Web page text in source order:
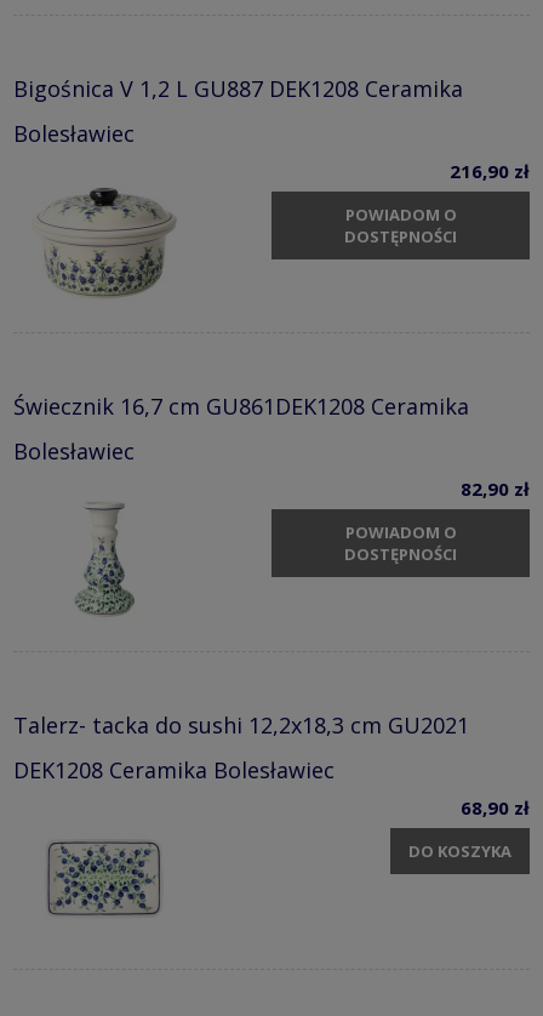
Bigośnica V 1,2 L GU887 DEK1208 Ceramika
Bolesławiec
216,90 zł
POWIADOM O
DOSTĘPNOŚCI
Świecznik 16,7 cm GU861DEK1208 Ceramika
Bolesławiec
82,90 zł
POWIADOM O
DOSTĘPNOŚCI
Talerz- tacka do sushi 12,2x18,3 cm GU2021
DEK1208 Ceramika Bolesławiec
68,90 zł
DO KOSZYKA